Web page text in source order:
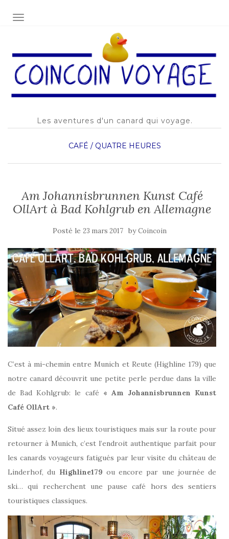
AFFICHER/MASQUER LA NAVIGATION
Les aventures d'un canard qui voyage.
CAFÉ / QUATRE HEURES
Am Johannisbrunnen Kunst Café
OllArt à Bad Kohlgrub en Allemagne
Posté le 23 mars 2017 byCoincoin
C’est à mi-chemin entre Munich et Reute (Highline 179) que
notre canard découvrit une petite perle perdue dans la ville
de Bad Kohlgrub: le café « Am Johannisbrunnen Kunst
Café OllArt ».
Situé assez loin des lieux touristiques mais sur la route pour
retourner à Munich, c’est l’endroit authentique parfait pour
les canards voyageurs fatigués par leur visite du château de
Linderhof, du Highline179 ou encore par une journée de
ski… qui recherchent une pause café hors des sentiers
touristiques classiques.